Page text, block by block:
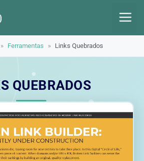
» Ferramentas » Links Quebrados
QUEBRADOS